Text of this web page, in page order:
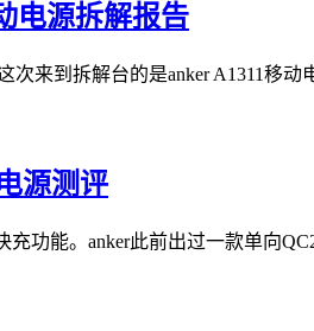
电源拆解报告
次来到拆解台的是anker A1311移
源测评
功能。anker此前出过一款单向